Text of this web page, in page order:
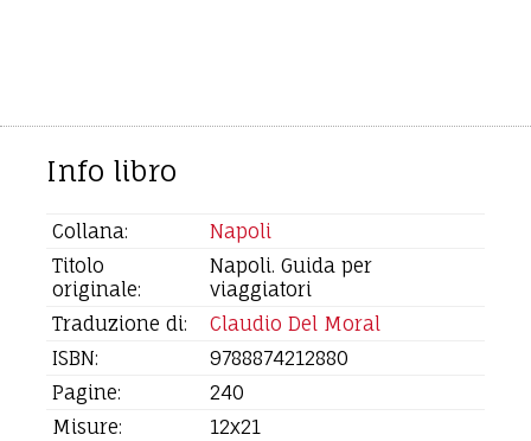
Info libro
Collana:
Napoli
Titolo
originale:
Napoli. Guida per
viaggiatori
Traduzione di:
Claudio Del Moral
ISBN:
9788874212880
Pagine:
240
Misure:
12x21